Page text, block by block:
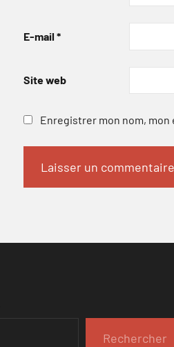
E-mail *
Site web
Enregistrer mon nom, mon
Rechercher